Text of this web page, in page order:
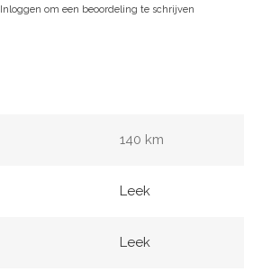
Inloggen om een beoordeling te schrijven
140 km
Leek
Leek